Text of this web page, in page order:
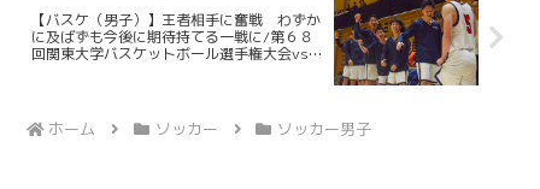
【バスケ（男子）】王者相手に奮戦 わずか
に及ばずも今後に期待持てる一戦に/第６８
回関東大学バスケットボール選手権大会vs東
ホーム ソッカー ソッカー男子